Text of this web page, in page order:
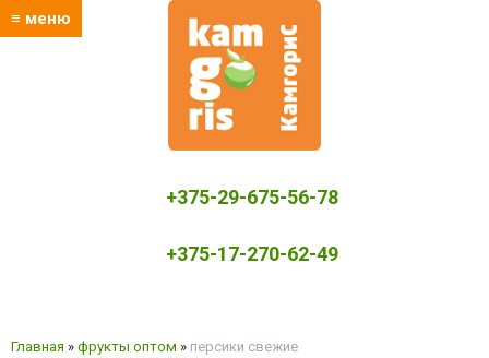
≡ меню
+375-29-675-56-78
+375-17-270-62-49
Главная » фрукты оптом » персики свежие